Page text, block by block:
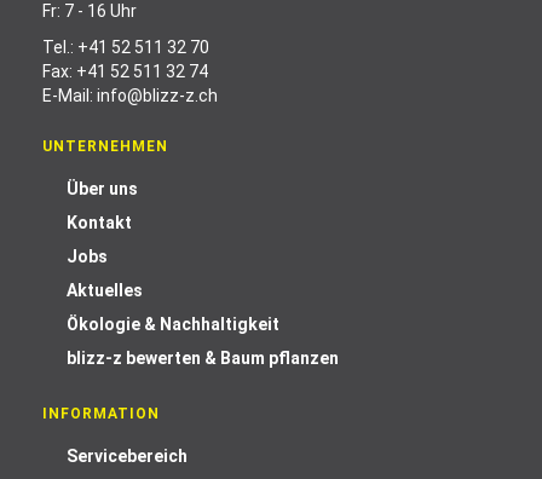
Fr: 7 - 16 Uhr
Tel.: +41 52 511 32 70
Fax: +41 52 511 32 74
E-Mail: info@blizz-z.ch
UNTERNEHMEN
Über uns
Kontakt
Jobs
Aktuelles
Ökologie & Nachhaltigkeit
blizz-z bewerten & Baum pflanzen
INFORMATION
Servicebereich